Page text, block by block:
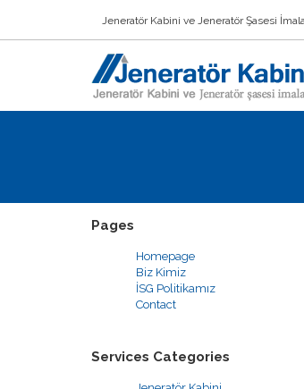
Jeneratör Kabini ve Jeneratör Şasesi
Pages
Homepage
Biz Kimiz
İSG Politikamız
Contact
Services Categories